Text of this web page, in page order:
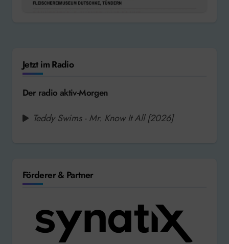
Jetzt im Radio
Der radio aktiv-Morgen
Teddy Swims - Mr. Know It All [2026]
Förderer & Partner